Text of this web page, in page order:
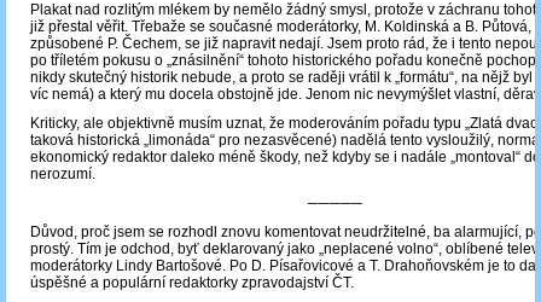
Plakat nad rozlitým mlékem by nemělo žádný smysl, protože v záchranu
již přestal věřit. Třebaže se současné moderátorky, M. Koldinská a B. Půtová,
způsobené P. Čechem, se již napravit nedají. Jsem proto rád, že i tento
po tříletém pokusu o „znásilnění“ tohoto historického pořadu konečně
nikdy skutečný historik nebude, a proto se raději vrátil k „formátu“, na nějž byl
víc nemá) a který mu docela obstojně jde. Jenom nic nevymýšlet vlastní,
Kriticky, ale objektivně musím uznat, že moderováním pořadu typu „Zlatá
taková historická „limonáda“ pro nezasvěcené) nadělá tento vysloužilý,
ekonomický redaktor daleko méně škody, než kdyby se i nadále „montoval“
nerozumí.
─────
Důvod, proč jsem se rozhodl znovu komentovat neudržitelné, ba alarmující,
prostý. Tím je odchod, byť deklarovaný jako „neplacené volno“, oblíbené
moderátorky Lindy Bartošové. Po D. Písařovicové a T. Drahoňovském je to
úspěšné a populární redaktorky zpravodajství ČT.